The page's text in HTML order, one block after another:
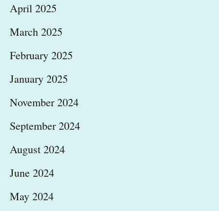
April 2025
March 2025
February 2025
January 2025
November 2024
September 2024
August 2024
June 2024
May 2024